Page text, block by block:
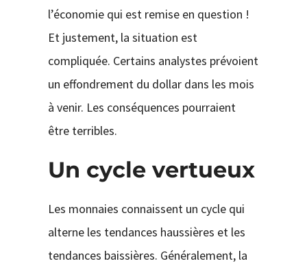
l’économie qui est remise en question !
Et justement, la situation est
compliquée. Certains analystes prévoient
un effondrement du dollar dans les mois
à venir. Les conséquences pourraient
être terribles.
Un cycle vertueux
Les monnaies connaissent un cycle qui
alterne les tendances haussières et les
tendances baissières. Généralement, la